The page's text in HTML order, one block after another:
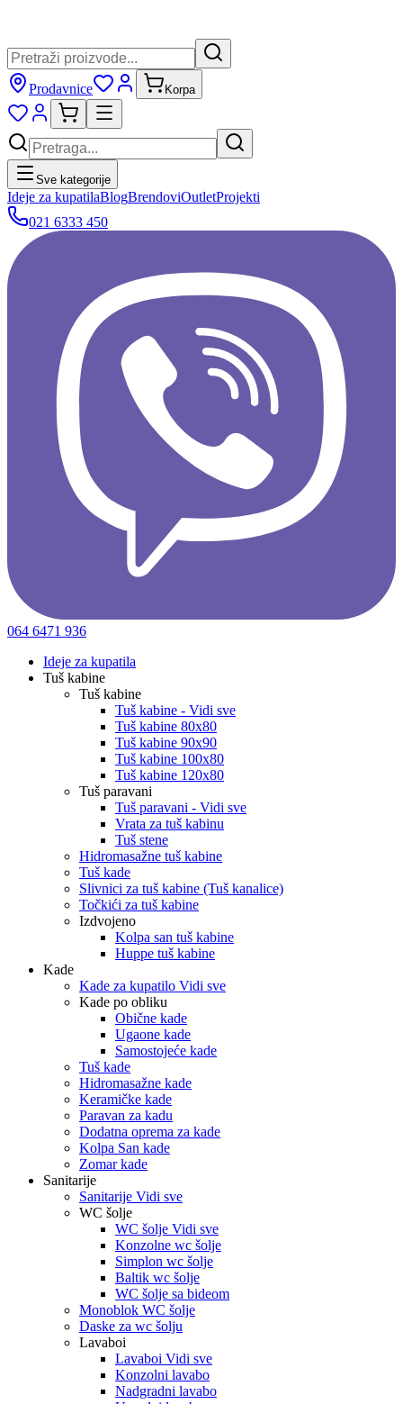
Prodavnice Korpa
Sve kategorije
Ideje za kupatilaBlogBrendoviOutletProjekti
021 6333 450
064 6471 936
Ideje za kupatila
Tuš kabine
Tuš kabine
Tuš kabine - Vidi sve
Tuš kabine 80x80
Tuš kabine 90x90
Tuš kabine 100x80
Tuš kabine 120x80
Tuš paravani
Tuš paravani - Vidi sve
Vrata za tuš kabinu
Tuš stene
Hidromasažne tuš kabine
Tuš kade
Slivnici za tuš kabine (Tuš kanalice)
Točkići za tuš kabine
Izdvojeno
Kolpa san tuš kabine
Huppe tuš kabine
Kade
Kade za kupatilo Vidi sve
Kade po obliku
Obične kade
Ugaone kade
Samostojeće kade
Tuš kade
Hidromasažne kade
Keramičke kade
Paravan za kadu
Dodatna oprema za kade
Kolpa San kade
Zomar kade
Sanitarije
Sanitarije Vidi sve
WC šolje
WC šolje Vidi sve
Konzolne wc šolje
Simplon wc šolje
Baltik wc šolje
WC šolje sa bideom
Monoblok WC šolje
Daske za wc šolju
Lavaboi
Lavaboi Vidi sve
Konzolni lavabo
Nadgradni lavabo